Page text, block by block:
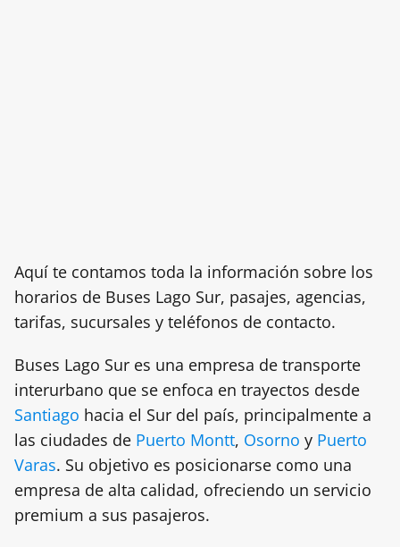
Aquí te contamos toda la información sobre los
horarios de Buses Lago Sur, pasajes, agencias,
tarifas, sucursales y teléfonos de contacto.
Buses Lago Sur es una empresa de transporte
interurbano que se enfoca en trayectos desde
Santiago hacia el Sur del país, principalmente a
las ciudades de Puerto Montt, Osorno y Puerto
Varas. Su objetivo es posicionarse como una
empresa de alta calidad, ofreciendo un servicio
premium a sus pasajeros.